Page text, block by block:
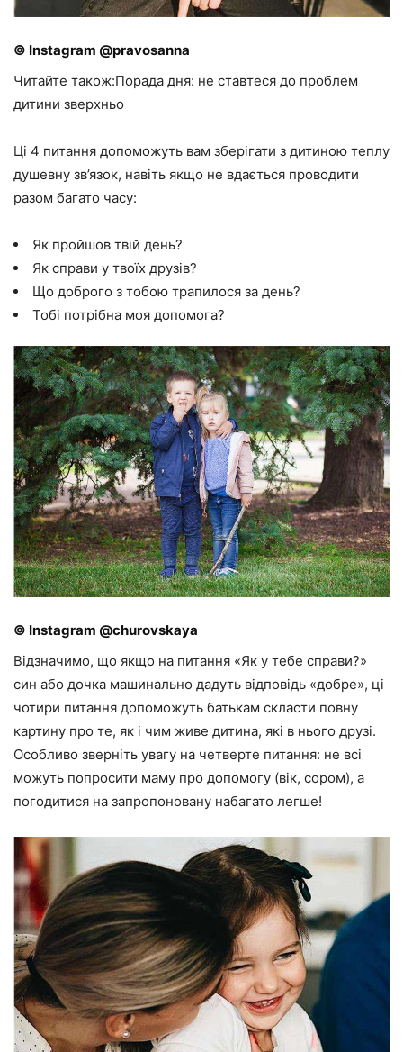
© Instagram @pravosanna
Читайте також:Порада дня: не ставтеся до проблем
дитини зверхньо
Ці 4 питання допоможуть вам зберігати з дитиною теплу
душевну зв’язок, навіть якщо не вдається проводити
разом багато часу:
Як пройшов твій день?
Як справи у твоїх друзів?
Що доброго з тобою трапилося за день?
Тобі потрібна моя допомога?
© Instagram @churovskaya
Відзначимо, що якщо на питання «Як у тебе справи?»
син або дочка машинально дадуть відповідь «добре», ці
чотири питання допоможуть батькам скласти повну
картину про те, як і чим живе дитина, які в нього друзі.
Особливо зверніть увагу на четверте питання: не всі
можуть попросити маму про допомогу (вік, сором), а
погодитися на запропоновану набагато легше!